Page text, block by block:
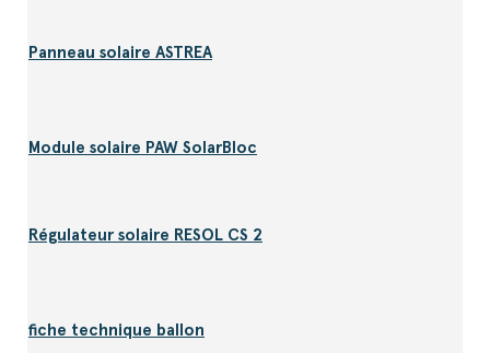
Panneau solaire ASTREA
Module solaire PAW SolarBloc
Régulateur solaire RESOL CS 2
fiche technique ballon